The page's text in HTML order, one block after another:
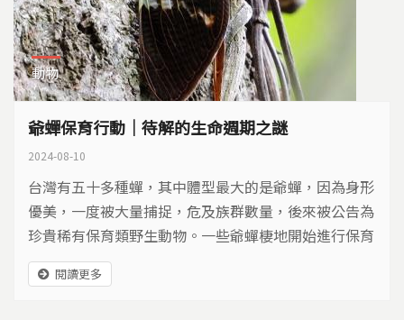
動物
爺蟬保育行動｜待解的生命週期之謎
2024-08-10
台灣有五十多種蟬，其中體型最大的是爺蟬，因為身形
優美，一度被大量捕捉，危及族群數量，後來被公告為
珍貴稀有保育類野生動物。一些爺蟬棲地開始進行保育
行動，希望美麗的爺蟬永續生存下去。
閱讀更多